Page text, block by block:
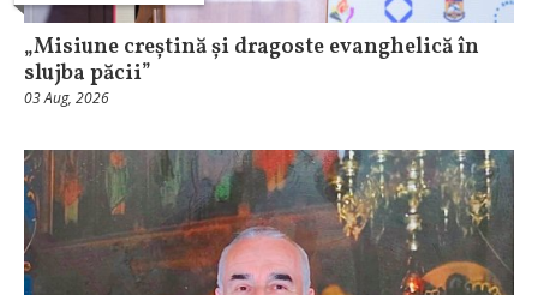
„Misiune creștină și dragoste evanghelică în
slujba păcii”
03 Aug, 2026